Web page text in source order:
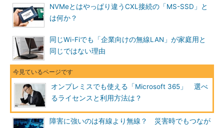
NVMeとはやっぱり違うCXL接続の「MS-SSD」と
は何か？
同じWi-Fiでも「企業向けの無線LAN」が家庭用と
同じではない理由
オンプレミスでも使える「Microsoft 365」 選べ
るライセンスと利用方法は？
障害に強いのは有線より無線？ 災害時でもつなが